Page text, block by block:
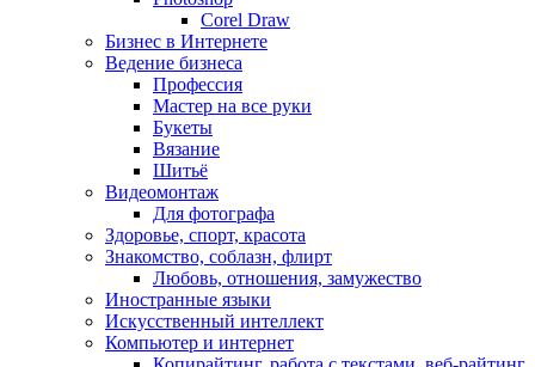
Corel Draw
Бизнес в Интернете
Ведение бизнеса
Профессия
Мастер на все руки
Букеты
Вязание
Шитьё
Видеомонтаж
Для фотографа
Здоровье, спорт, красота
Знакомство, соблазн, флирт
Любовь, отношения, замужество
Иностранные языки
Искусственный интеллект
Компьютер и интернет